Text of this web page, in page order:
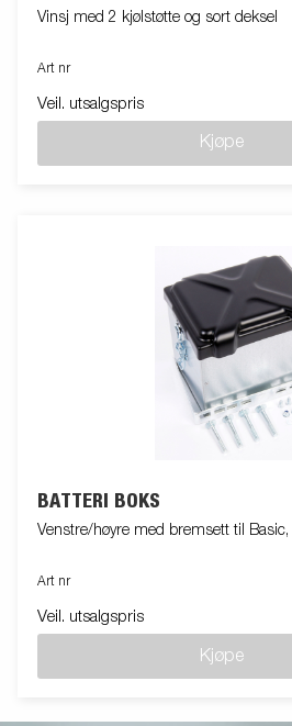
Vinsj med 2 kjølstøtte og sort deksel
Art nr
Veil. utsalgspris
Kjøpe
BATTERI BOKS
Venstre/høyre med bremsett til Basic,
Art nr
Veil. utsalgspris
Kjøpe